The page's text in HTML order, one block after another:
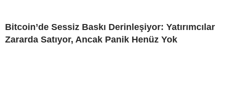
Bitcoin’de Sessiz Baskı Derinleşiyor: Yatırımcılar
Zararda Satıyor, Ancak Panik Henüz Yok